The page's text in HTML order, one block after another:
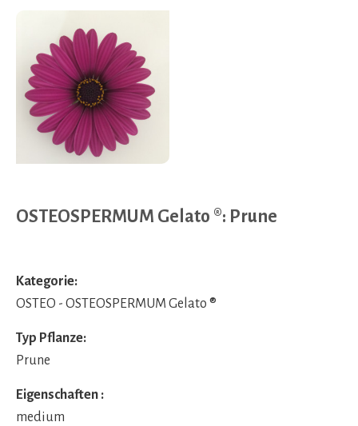
OSTEOSPERMUM Gelato ®: Prune
Kategorie:
OSTEO - OSTEOSPERMUM Gelato ®
Typ Pflanze:
Prune
Eigenschaften :
medium